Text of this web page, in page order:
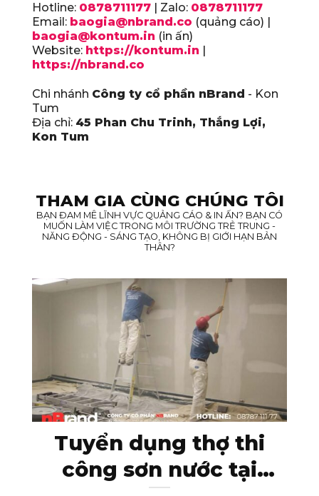
Hotline: 0878711177 | Zalo: 0878711177
Email: baogia@nbrand.co (quảng cáo) |
baogia@kontum.in (in ấn)
Website: https://kontum.in |
https://nbrand.co
Chi nhánh Công ty cổ phần nBrand - Kon
Tum
Địa chỉ: 45 Phan Chu Trinh, Thắng Lợi,
Kon Tum
THAM GIA CÙNG CHÚNG TÔI
BẠN ĐAM MÊ LĨNH VỰC QUẢNG CÁO & IN ẤN? BẠN CÓ
MUỐN LÀM VIỆC TRONG MÔI TRƯỜNG TRẺ TRUNG -
NĂNG ĐỘNG - SÁNG TẠO, KHÔNG BỊ GIỚI HẠN BẢN
THÂN?
Tuyển dụng thợ thi
công sơn nước tại